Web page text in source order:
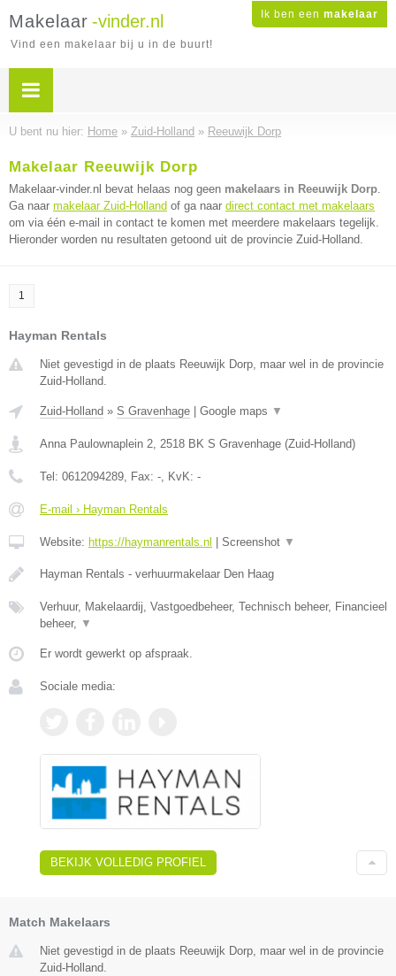
Ik ben een makelaar
Makelaar -vinder.nl
Vind een makelaar bij u in de buurt!
U bent nu hier: Home » Zuid-Holland » Reeuwijk Dorp
Makelaar Reeuwijk Dorp
Makelaar-vinder.nl bevat helaas nog geen makelaars in Reeuwijk Dorp.
Ga naar makelaar Zuid-Holland of ga naar direct contact met makelaars
om via één e-mail in contact te komen met meerdere makelaars tegelijk.
Hieronder worden nu resultaten getoond uit de provincie Zuid-Holland.
1
Hayman Rentals
Niet gevestigd in de plaats Reeuwijk Dorp, maar wel in de provincie
Zuid-Holland.
Zuid-Holland » S Gravenhage Google maps ▼
Anna Paulownaplein 2, 2518 BK S Gravenhage (Zuid-Holland)
Tel: 0612094289, Fax: -, KvK: -
E-mail › Hayman Rentals
Website: https://haymanrentals.nl Screenshot ▼
Hayman Rentals - verhuurmakelaar Den Haag
Verhuur, Makelaardij, Vastgoedbeheer, Technisch beheer, Financieel
beheer, ▼
Er wordt gewerkt op afspraak.
Sociale media:
BEKIJK VOLLEDIG PROFIEL
Match Makelaars
Niet gevestigd in de plaats Reeuwijk Dorp, maar wel in de provincie
Zuid-Holland.